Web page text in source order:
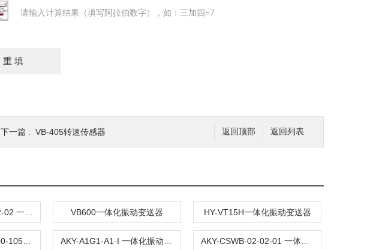
请输入计算结果（填写阿拉伯数字），如：三加四=7
返回列表
返回顶部
下一篇 : VB-405转速传感器
VB600一体化振动变送器 HY-VT15H一体化振动变送器